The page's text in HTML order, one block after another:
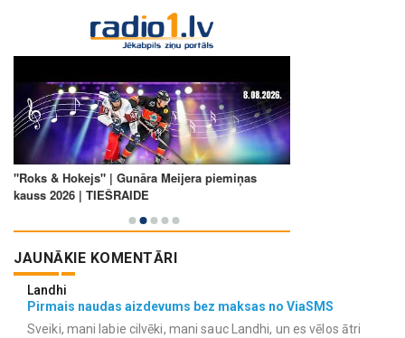
JAUNĀKIE KOMENTĀRI
Landhi
Pirmais naudas aizdevums bez maksas no ViaSMS
Sveiki, mani labie cilvēki, mani sauc Landhi, un es vēlos ātri